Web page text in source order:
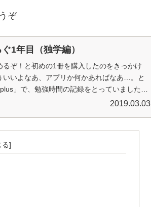
ぞ
1年目（独学編）
ぞ！と初めの1冊を購入したのをきっかけ
いいよなあ、アプリか何かあればなあ…。と
」で、勉強時間の記録をとっていました。
2019.03.03